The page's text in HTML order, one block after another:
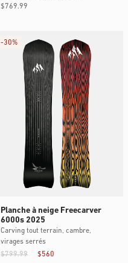
Prix
$769.99
Planche à neige Freecarver
6000s 2025
Carving tout terrain, cambre,
virages serrés
$560
$799.99
-30%